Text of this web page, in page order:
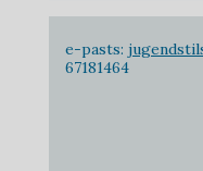
e-pasts:
67181464